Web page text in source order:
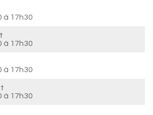
à 17h30
à 17h30
à 17h30
à 17h30